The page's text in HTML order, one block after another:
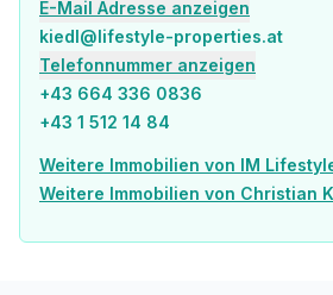
E-Mail Adresse anzeigen
kiedl@lifestyle-properties.at
Telefonnummer anzeigen
+43 664 336 0836
+43 1 512 14 84
Weitere Immobilien von IM
Weitere Immobilien von Christian